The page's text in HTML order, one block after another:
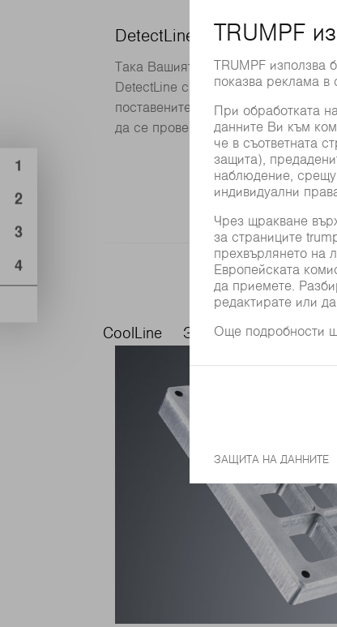
DetectLine
Така Вашият метален лист е
DetectLine система от камери
поставените метални листове.
да се провери настройката на
CoolLine Защита от сблъсък